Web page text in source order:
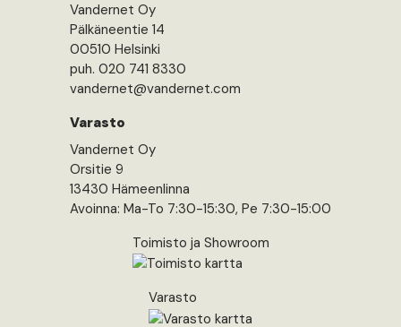
Vandernet Oy
Pälkäneentie 14
00510 Helsinki
puh. 020 741 8330
vandernet@vandernet.com
Varasto
Vandernet Oy
Orsitie 9
13430 Hämeenlinna
Avoinna: Ma-To 7:30-15:30, Pe 7:30-15:00
Toimisto ja Showroom
Varasto